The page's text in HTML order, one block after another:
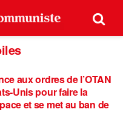
aux ordres de l’OTAN
Unis pour faire la
et se met au ban de